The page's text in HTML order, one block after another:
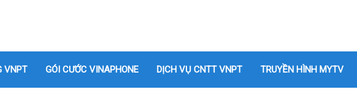
VNPT GÓI CƯỚC VINAPHONE DỊCH VỤ CNTT VNPT TRUYỀN HÌNH MYTV